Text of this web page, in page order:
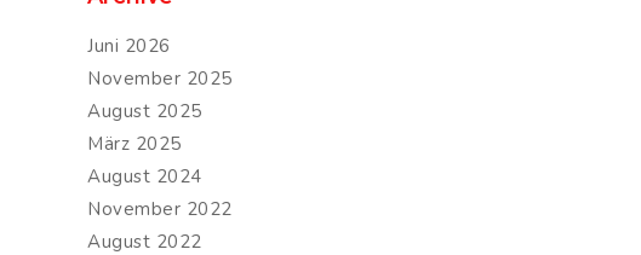
Juni 2026
November 2025
August 2025
März 2025
August 2024
November 2022
August 2022